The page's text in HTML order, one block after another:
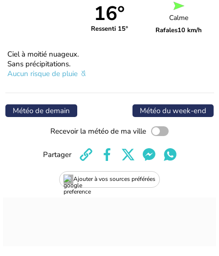
16°
Ressenti 15°
Calme
Rafales10 km/h
Ciel à moitié nuageux.
Sans précipitations.
Aucun risque de pluie
Météo de demain Météo du week-end
Recevoir la météo de ma ville
Ajouter à vos sources préférées
Partager